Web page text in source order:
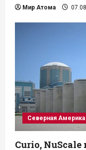
Мир Атома
Северная Америка
Curio,